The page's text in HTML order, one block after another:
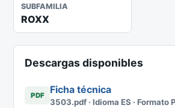
SUBFAMILIA
ROXX
Descargas disponibles
PDF Ficha técnica
3503.pdf · Idioma ES · Formato